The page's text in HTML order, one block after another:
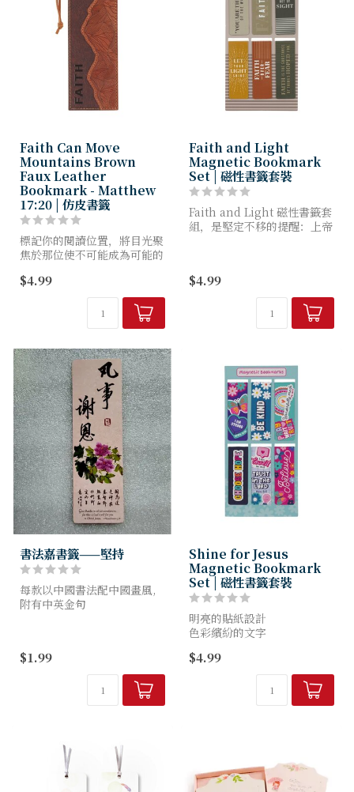
Faith Can Move
Mountains Brown
Faux Leather
Bookmark - Matthew
17:20 | 仿皮書籤
標記你的閱讀位置，將目光聚
焦於那位使不可能成為可能的
Mountains」棕色仿皮書
這款質地豐厚的栗棕色仿皮
$4.99
Faith and Light
Magnetic Bookmark
Set | 磁性書籤套裝
Faith and Light 磁性書籤套
組，是堅定不移的提醒：上帝
置，更能助你時...
$4.99
書法嘉書籤——堅持
每款以中國書法配中國畫風,
附有中英金句
$1.99
Shine for Jesus
Magnetic Bookmark
Set | 磁性書籤套裝
明亮的貼紙設計
色彩繽紛的文字
雙面全彩
長方形折疊磁鐵
包裝在玻璃紙自封袋中的背板
$4.99